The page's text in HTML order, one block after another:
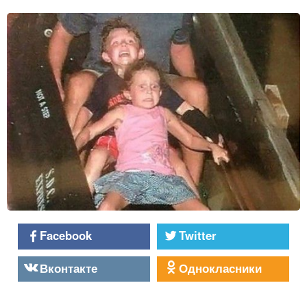
Facebook
Twitter
Вконтакте
Однокласники